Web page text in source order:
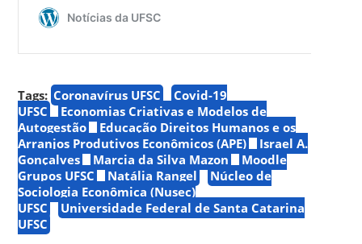
Tags: Coronavírus UFSC
Covid-19
UFSC
Economias Criativas e Modelos de
Autogestão
Educação Direitos Humanos e os
Arranjos Produtivos Econômicos (APE)
Israel A.
Gonçalves
Marcia da Silva Mazon
Moodle
Grupos UFSC
Natália Rangel
Núcleo de
Sociologia Econômica (Nusec)
UFSC
Universidade Federal de Santa Catarina
UFSC